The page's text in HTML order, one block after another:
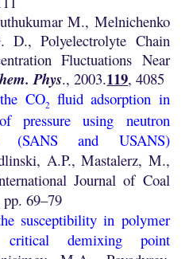
M., Melnichenko
Polyelectrolyte Chain
Fluctuations Near
Phys., 2003.119, 4085
CO2
fluid adsorption in
using neutron
(SANS and USANS)
A.P., Mastalerz, M.,
Journal of Coal
69–79
susceptibility in polymer
demixing point